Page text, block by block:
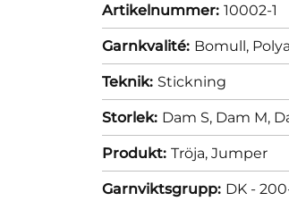
Artikelnummer: 10002-1
Garnkvalité: Bomull,
Teknik: Stickning
Storlek: Dam S, Dam M,
Produkt: Tröja, Jumper
Garnviktsgrupp: DK -